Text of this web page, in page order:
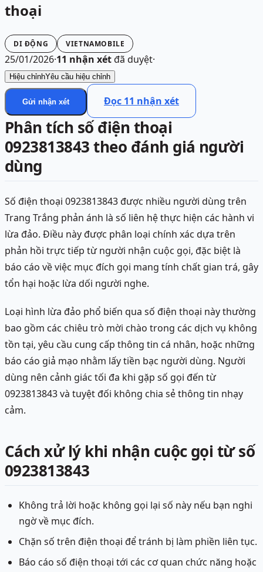
thoại
DI ĐỘNG VIETNAMOBILE
25/01/2026·11 nhận xétđã duyệt·
Hiệu chỉnhYêu cầu hiệu chỉnh
Gửi nhận xét Đọc 11 nhận xét
Phân tích số điện thoại
0923813843 theo đánh giá người
dùng
Số điện thoại 0923813843 được nhiều người dùng trên
Trang Trắng phản ánh là số liên hệ thực hiện các hành vi
lừa đảo. Điều này được phân loại chính xác dựa trên
phản hồi trực tiếp từ người nhận cuộc gọi, đặc biệt là
báo cáo về việc mục đích gọi mang tính chất gian trá, gây
tổn hại hoặc lừa dối người nghe.
Loại hình lừa đảo phổ biến qua số điện thoại này thường
bao gồm các chiêu trò mời chào trong các dịch vụ không
tồn tại, yêu cầu cung cấp thông tin cá nhân, hoặc những
báo cáo giả mạo nhằm lấy tiền bạc người dùng. Người
dùng nên cảnh giác tối đa khi gặp số gọi đến từ
0923813843 và tuyệt đối không chia sẻ thông tin nhạy
cảm.
Cách xử lý khi nhận cuộc gọi từ số
0923813843
Không trả lời hoặc không gọi lại số này nếu bạn nghi
ngờ về mục đích.
Chặn số trên điện thoại để tránh bị làm phiền liên tục.
Báo cáo số điện thoại tới các cơ quan chức năng hoặc